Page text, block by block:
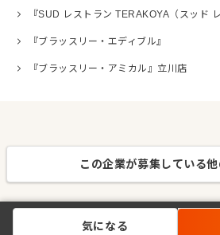
『SUD レストラン TERAKOYA（スッド
『ブラッスリー・エディブル』
『ブラッスリー・アミカル』立川店
この企業が募集している
気になる